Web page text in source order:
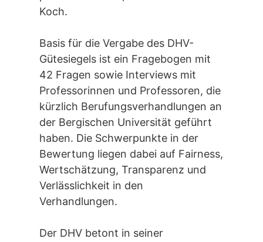
Koch.
Basis für die Vergabe des DHV-
Gütesiegels ist ein Fragebogen mit
42 Fragen sowie Interviews mit
Professorinnen und Professoren, die
kürzlich Berufungsverhandlungen an
der Bergischen Universität geführt
haben. Die Schwerpunkte in der
Bewertung liegen dabei auf Fairness,
Wertschätzung, Transparenz und
Verlässlichkeit in den
Verhandlungen.
Der DHV betont in seiner